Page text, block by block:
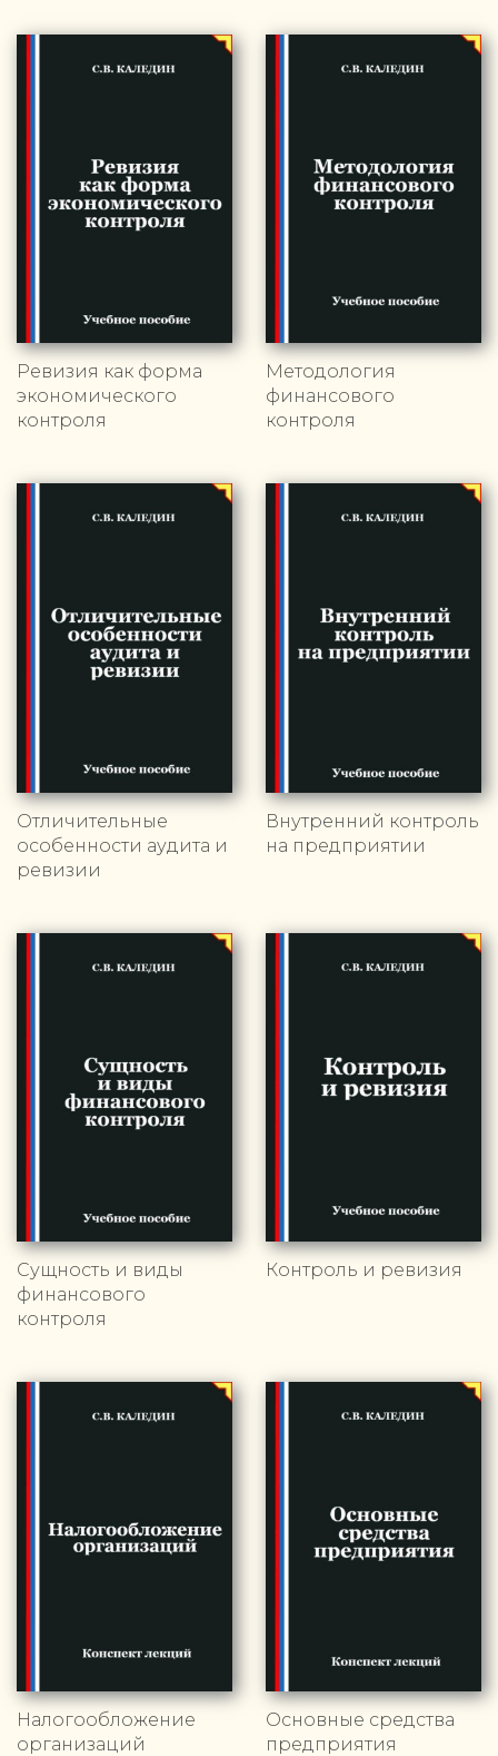
Ревизия как форма
экономического
контроля
Методология
финансового
контроля
Отличительные
особенности аудита и
ревизии
Внутренний контроль
на предприятии
Сущность и виды
финансового
контроля
Контроль и ревизия
Налогообложение
организаций
Основные средства
предприятия